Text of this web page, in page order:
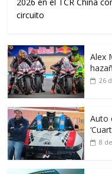
circuito
Alex
26
Auto
8